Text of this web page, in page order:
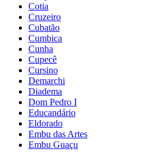
Cotia
Cruzeiro
Cubatão
Cumbica
Cunha
Cupecê
Cursino
Demarchi
Diadema
Dom Pedro I
Educandário
Eldorado
Embu das Artes
Embu Guaçu